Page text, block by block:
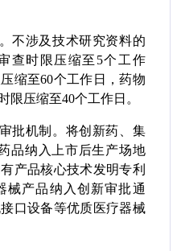
涉及技术研究资料的
查时限压缩至5个工作
缩至60个工作日，药物
限压缩至40个工作日。
机制。将创新药、集
品纳入上市后生产场地
产品核心技术发明专利
械产品纳入创新审批通
口设备等优质医疗器械